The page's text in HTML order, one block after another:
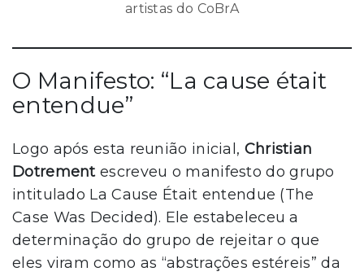
artistas do CoBrA
O Manifesto: “La cause était
entendue”
Logo após esta reunião inicial, Christian
Dotrementescreveu o manifesto do grupo
intitulado La Cause Était entendue (The
Case Was Decided). Ele estabeleceu a
determinação do grupo de rejeitar o que
eles viram como as “abstrações estéreis” da